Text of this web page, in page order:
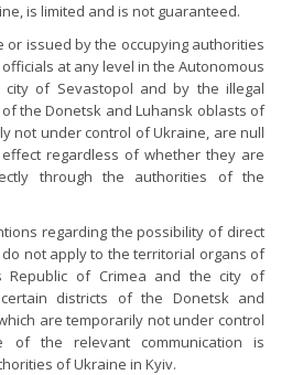
is limited and is not guaranteed.
or issued by the occupying authorities
at any level in the Autonomous
of Sevastopol and by the illegal
the Donetsk and Luhansk oblasts of
not under control of Ukraine, are null
regardless of whether they are
through the authorities of the
regarding the possibility of direct
not apply to the territorial organs of
Republic of Crimea and the city of
districts of the Donetsk and
are temporarily not under control
of the relevant communication is
of Ukraine in Kyiv.